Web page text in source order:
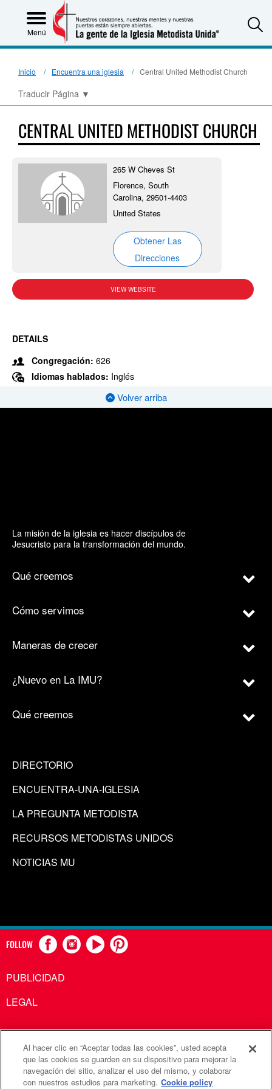
Menú
Inicio Encuentra una iglesia Central United Methodist Church
Traducir Página ▼
CENTRAL UNITED METHODIST CHURCH
265 W Cheves St
Florence, South
Carolina, 29501-4403
United States
Obtener Las
Direcciones
VIEW WEBSITE
DETAILS
Congregación: 626
Idiomas hablados: Inglés
Volver arriba
La misión de la iglesia es hacer discípulos de
Jesucristo para la transformación del mundo.
Qué creemos
Cómo servimos
Maneras de crecer
¿Nuevo en La IMU?
Qué creemos
DIRECTORIO
ENCUENTRA-UNA-IGLESIA
LA PREGUNTA METODISTA
RECURSOS METODISTAS UNIDOS
NOTICIAS MU
FOLLOW
PUBLICIDAD
LEGAL
Comunicaciones Metodistas Unidas es una agencia de la
Iglesia Metodista Unida
Al hacer clic en “Aceptar todas las cookies”, usted acepta
que las cookies se guarden en su dispositivo para mejorar la
navegación del sitio, analizar el uso del mismo, y colaborar
con nuestros estudios para marketing. Cookie policy